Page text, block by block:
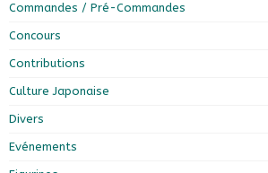
Commandes / Pré-Commandes
Concours
Contributions
Culture Japonaise
Divers
Evénements